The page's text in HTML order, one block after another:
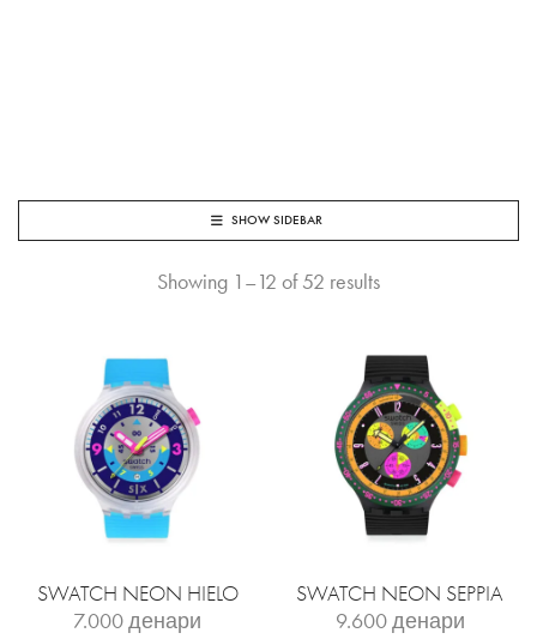
SHOW SIDEBAR
Showing 1–12 of 52 results
SWATCH NEON HIELO
7.000денари
SWATCH NEON SEPPIA
9.600денари